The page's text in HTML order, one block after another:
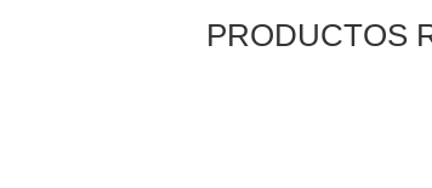
PRODUCTOS